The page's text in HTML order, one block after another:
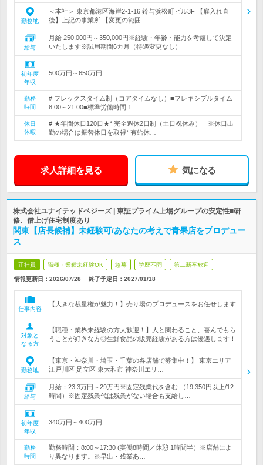
勤務地
＜本社＞ 東京都港区海岸2-1-16 鈴与浜松町ビル3F 【雇入れ直
後】上記の事業所 【変更の範囲…
給与
月給 250,000円～350,000円※経験・年齢・能力を考慮して決定
いたします※試用期間6カ月（待遇変更なし）
初年度
年収
500万円～650万円
勤務
時間
# フレックスタイム制（コアタイムなし）■フレキシブルタイム
8:00～21:00■標準労働時間 1…
休日
休暇
# ★年間休日120日★* 完全週休2日制（土日祝休み） ※休日出
勤の場合は振替休日を取得* 有給休…
求人詳細を見る 気になる
株式会社ユナイテッドベジーズ | 東証プライム上場グループの安定性■研
修、借上げ住宅制度あり
関東【店長候補】未経験可/あなたの考えで青果店をプロデュー
ス
正社員 職種・業種未経験OK 急募 学歴不問 第二新卒歓迎
情報更新日：2026/07/28 終了予定日： 2027/01/18
仕事内容
【大きな裁量権が魅力！】売り場のプロデュースをお任せします
対象と
なる方
【職種・業界未経験の方大歓迎！】人と関わること、喜んでもら
うことが好きな方◎生鮮食品の販売経験がある方は優遇します！
勤務地
【東京・神奈川・埼玉・千葉の各店舗で募集中！】 東京エリア
江戸川区 足立区 東大和市 神奈川エリ…
給与
月給：23.3万円～29万円※固定残業代を含む （19,350円以上/12
時間）※固定残業代は残業がない場合も支給し…
初年度
年収
340万円～400万円
勤務
時間
勤務時間：8:00～17:30 (実働8時間／休憩 1時間半）※店舗によ
り異なります。※早出・残業あ…